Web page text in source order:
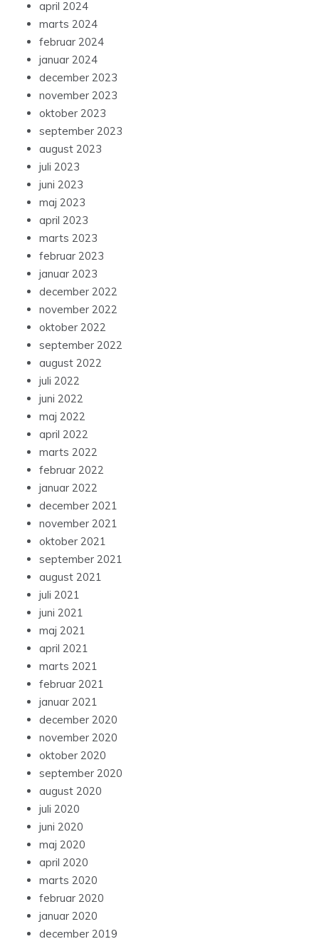
april 2024
marts 2024
februar 2024
januar 2024
december 2023
november 2023
oktober 2023
september 2023
august 2023
juli 2023
juni 2023
maj 2023
april 2023
marts 2023
februar 2023
januar 2023
december 2022
november 2022
oktober 2022
september 2022
august 2022
juli 2022
juni 2022
maj 2022
april 2022
marts 2022
februar 2022
januar 2022
december 2021
november 2021
oktober 2021
september 2021
august 2021
juli 2021
juni 2021
maj 2021
april 2021
marts 2021
februar 2021
januar 2021
december 2020
november 2020
oktober 2020
september 2020
august 2020
juli 2020
juni 2020
maj 2020
april 2020
marts 2020
februar 2020
januar 2020
december 2019